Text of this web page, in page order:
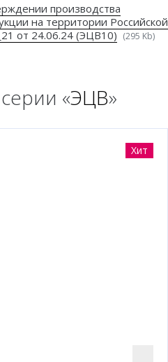
производства
на территории Российской
от 24.06.24 (ЭЦВ10) (295 Kb)
«ЭЦВ»
Хит